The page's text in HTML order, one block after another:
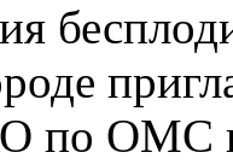
по ОМС